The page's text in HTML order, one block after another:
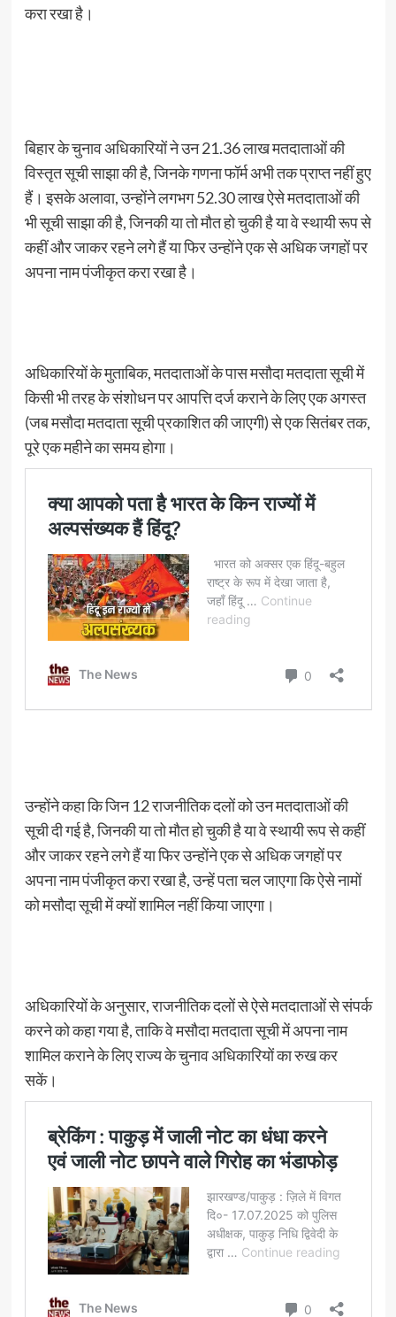
करा रखा है।
बिहार के चुनाव अधिकारियों ने उन 21.36 लाख मतदाताओं की
विस्तृत सूची साझा की है, जिनके गणना फॉर्म अभी तक प्राप्त नहीं हुए
हैं। इसके अलावा, उन्होंने लगभग 52.30 लाख ऐसे मतदाताओं की
भी सूची साझा की है, जिनकी या तो मौत हो चुकी है या वे स्थायी रूप से
कहीं और जाकर रहने लगे हैं या फिर उन्होंने एक से अधिक जगहों पर
अपना नाम पंजीकृत करा रखा है।
अधिकारियों के मुताबिक, मतदाताओं के पास मसौदा मतदाता सूची में
किसी भी तरह के संशोधन पर आपत्ति दर्ज कराने के लिए एक अगस्त
(जब मसौदा मतदाता सूची प्रकाशित की जाएगी) से एक सितंबर तक,
पूरे एक महीने का समय होगा।
उन्होंने कहा कि जिन 12 राजनीतिक दलों को उन मतदाताओं की
सूची दी गई है, जिनकी या तो मौत हो चुकी है या वे स्थायी रूप से कहीं
और जाकर रहने लगे हैं या फिर उन्होंने एक से अधिक जगहों पर
अपना नाम पंजीकृत करा रखा है, उन्हें पता चल जाएगा कि ऐसे नामों
को मसौदा सूची में क्यों शामिल नहीं किया जाएगा।
अधिकारियों के अनुसार, राजनीतिक दलों से ऐसे मतदाताओं से संपर्क
करने को कहा गया है, ताकि वे मसौदा मतदाता सूची में अपना नाम
शामिल कराने के लिए राज्य के चुनाव अधिकारियों का रुख कर
सकें।